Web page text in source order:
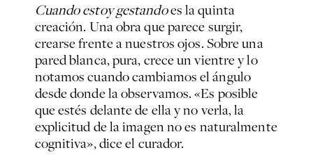
Cuando estoy gestandoes la quinta
creación. Una obra que parece surgir,
crearse frente a nuestros ojos. Sobre una
pared blanca, pura, crece un vientre y lo
notamos cuando cambiamos el ángulo
desde donde la observamos. «Es posible
que estés delante de ella y no verla, la
explicitud de la imagen no es naturalmente
cognitiva», dice el curador.